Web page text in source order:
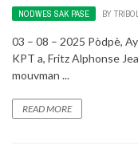
NODWES SAK PASE BY
03 – 08 – 2025 Pòdpè,
KPT a, Fritz Alphonse
mouvman ...
READ MORE